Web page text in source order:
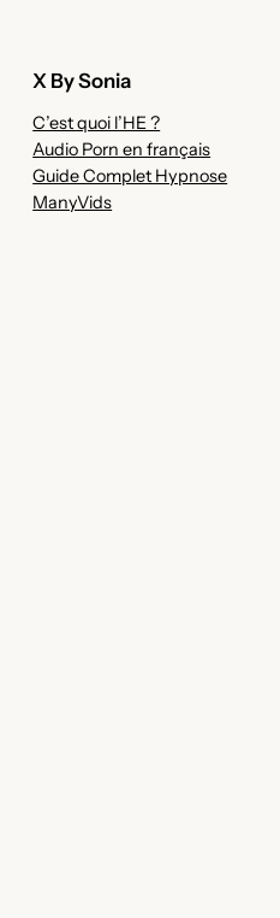
X By Sonia
C’est quoi l’HE ?
Audio Porn en français
Guide Complet Hypnose
ManyVids